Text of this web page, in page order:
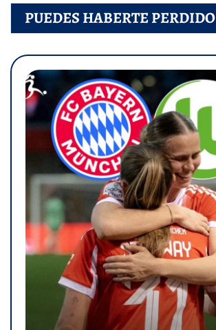
PUEDES HABERTE PERDIDO